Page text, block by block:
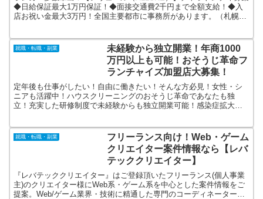
◆日給保証最大1万円保証！◆面接交通費2千円まで全額支給！◆入
店お祝い金最大3万円！全国主要都市に事務所があります。（札幌、
就職・転職・副業
未経験から独立開業！年商1000
万円以上も可能！おそうじ革命フ
ランチャイズ加盟店大募集！
定年後も仕事がしたい！自由に働きたい！そんな方必見！女性・シ
ニアも活躍中！ハウスクリーニングのおそうじ革命であなたも独
立！充実した研修制度で未経験からも独立開業可能！感染症拡大の
就職・転職・副業
フリーランス向け！Web・ゲーム
クリエイター案件情報なら【レバ
テッククリエイター】
『レバテッククリエイター』はご登録頂いたフリーランス(個人事業
主)のクリエイター様にWeb系・ゲーム系を中心とした案件情報をご
提案。Web/ゲーム業界・技術に精通した専門のコーディネーターが